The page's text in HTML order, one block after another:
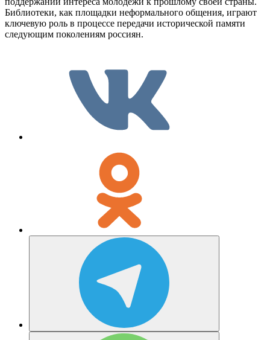
Библиотеки, как площадки неформального общения, играют
ключевую роль в процессе передачи исторической памяти
следующим поколениям россиян.